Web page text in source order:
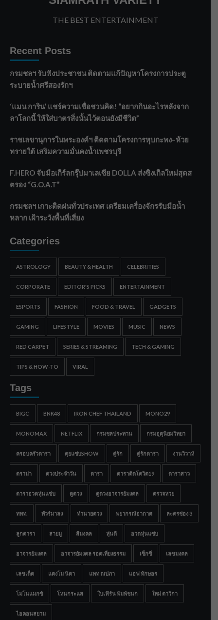
THE BEST ENTERTAINMENT
Recent Posts
กรมชลฯ รับฟังประชาชน ติดตามแก้ปัญหาโครงการประตู
ระบายน้ำศรีสองรักฯ
‘แมน การิน’ แชร์ความเชื่อชวนคิด! “อยากกินอะไรหลังจาก
ลาโลกนี้ ให้ใส่บาตรสิ่งนั้นไว้ตอนยังมีชีวิต”
ราชเลขานุการในพระองค์ฯ ติดตามโครงการหุบกะพง–ห้วย
ทรายใต้ เสริมความมั่นคงน้ำเพชรบุรี
F.HERO จับมือเกิร์ลกรุ๊ปมาเลเซีย DOLLA ส่งซิงเกิลใหม่สุดส
ตรอง “G.O.A.T”
กรมชลฯ เกาะติดฝนทั่วประเทศ เตรียมเครื่องจักรรับมือน้ำ
หลาก เฝ้าระวังพื้นที่เสี่ยง
Categories
ASTROLOGY BEAUTY & HEALTH CELEBRITIES
CORPORATE EDITOR'S PICKS ENTERTAINMENT
ESPORTS FASHION FOOD & TRAVEL GADGETS
GAMING LIFESTYLE MOVIES MUSIC NEWS
RED CARPET SERIES & STREAMING TECH & GAMING
TIPS & HOW-TO VIRAL
Tags
BIGC BNK48 IRON CHEF THAILAND MONO29
MONOMAX NETFLIX กรมชลประทาน กรมอุตุนิยมวิทยา
ครอบครัวดารา คุยแซ่บSHOW คู่รัก คู่รักดารา งานวิวาห์
ดราม่า ดวงประจำวัน ดารา ดาราติดโควิด19 ดาราสาว
ดาราอวดหุ่นแซ่บ ดูดวง ดูดวงอาจารย์มงคล ตรวจหวย
ททท. ทัวร์มาลง ทำนายดวง พยากรณ์อากาศ ละครช่อง 3
ลูกดารา สายมู สีมงคล หุ่นดี อวดหุ่นแซ่บ
อาจารย์มงคล อาจารย์มงคล รอดเที่ยงธรรม เซ็กซี่ เลขมงคล
เลขเด็ด แตงโม นิดา แพท ณปภา แอฟ ทักษอร
โมโนแมกซ์ โหนกระแส ใบเฟิร์น พิมพ์ชนก ใหม่ ดาวิกา
ไอคอนสยาม